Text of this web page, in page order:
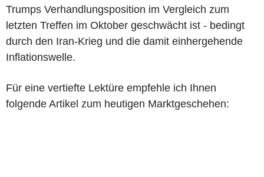
Trumps Verhandlungsposition im Vergleich zum
letzten Treffen im Oktober geschwächt ist - bedingt
durch den Iran-Krieg und die damit einhergehende
Inflationswelle.
Für eine vertiefte Lektüre empfehle ich Ihnen
folgende Artikel zum heutigen Marktgeschehen: